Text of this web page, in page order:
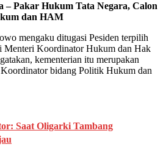
– Pakar Hukum Tata Negara, Calon
dan HAM
mengaku ditugasi Pesiden terpilih
Menteri Koordinator Hukum dan Hak
kementerian itu merupakan
bidang Politik Hukum dan
Saat Oligarki Tambang